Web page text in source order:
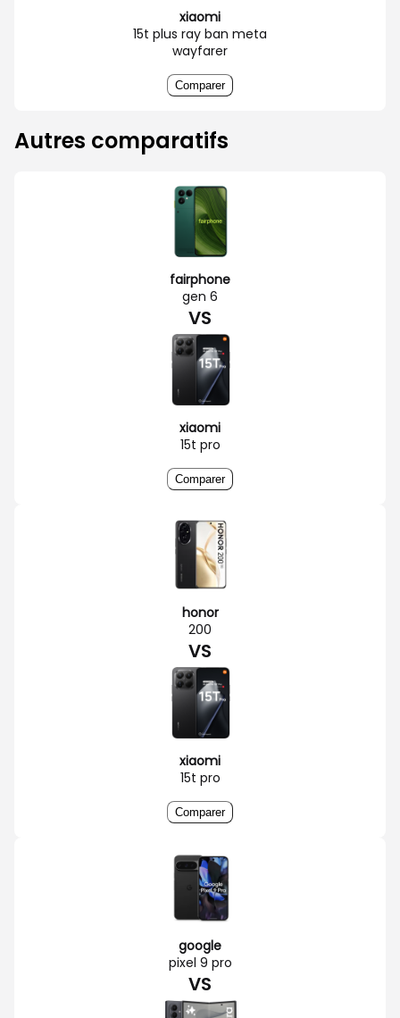
xiaomi
15t plus ray ban meta
wayfarer
Comparer
Autres comparatifs
fairphone
gen 6
VS
xiaomi
15t pro
Comparer
honor
200
VS
xiaomi
15t pro
Comparer
google
pixel 9 pro
VS